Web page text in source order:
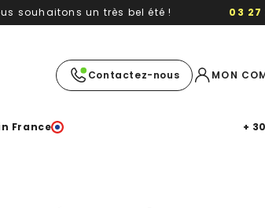
souhaitons un très bel été !
03 27
Contactez-nous MON
France +